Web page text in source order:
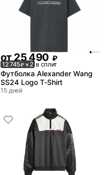
от25 490 ₽
12 745₽ × 2 в сплит
Футболка Alexander Wang
SS24 Logo T-Shirt
15 дней